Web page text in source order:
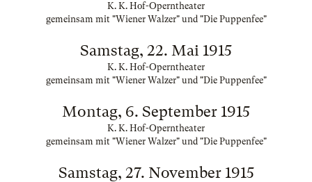
K. K. Hof-Operntheater
gemeinsam mit "Wiener Walzer" und "Die Puppenfee"
Samstag, 22. Mai 1915
K. K. Hof-Operntheater
gemeinsam mit "Wiener Walzer" und "Die Puppenfee"
Montag, 6. September 1915
K. K. Hof-Operntheater
gemeinsam mit "Wiener Walzer" und "Die Puppenfee"
Samstag, 27. November 1915